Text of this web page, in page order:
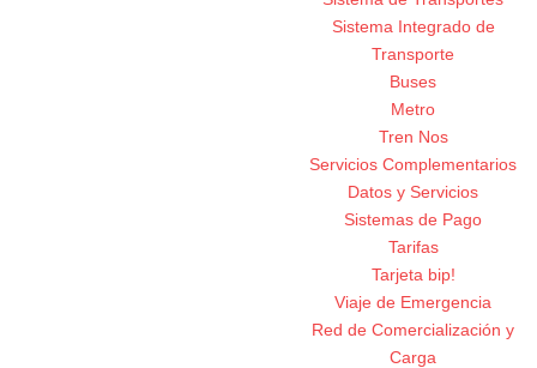
Sistema Integrado de
Transporte
Buses
Metro
Tren Nos
Servicios Complementarios
Datos y Servicios
Sistemas de Pago
Tarifas
Tarjeta bip!
Viaje de Emergencia
Red de Comercialización y
Carga